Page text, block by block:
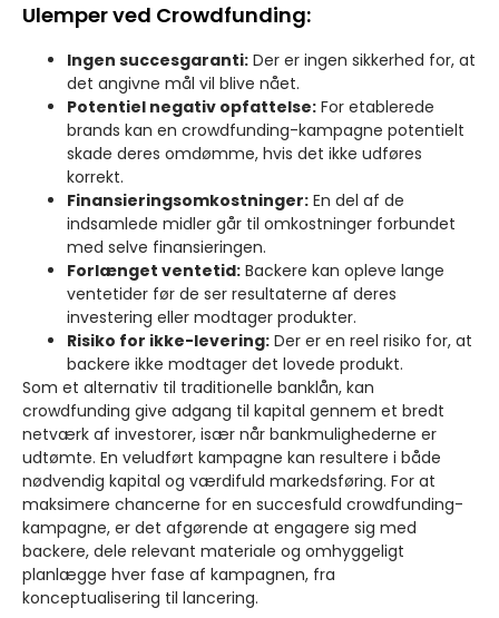
Ulemper ved Crowdfunding:
Ingen succesgaranti: Der er ingen sikkerhed for, at
det angivne mål vil blive nået.
Potentiel negativ opfattelse: For etablerede
brands kan en crowdfunding-kampagne potentielt
skade deres omdømme, hvis det ikke udføres
korrekt.
Finansieringsomkostninger: En del af de
indsamlede midler går til omkostninger forbundet
med selve finansieringen.
Forlænget ventetid: Backere kan opleve lange
ventetider før de ser resultaterne af deres
investering eller modtager produkter.
Risiko for ikke-levering: Der er en reel risiko for, at
backere ikke modtager det lovede produkt.
Som et alternativ til traditionelle banklån, kan
crowdfunding give adgang til kapital gennem et bredt
netværk af investorer, især når bankmulighederne er
udtømte. En veludført kampagne kan resultere i både
nødvendig kapital og værdifuld markedsføring. For at
maksimere chancerne for en succesfuld crowdfunding-
kampagne, er det afgørende at engagere sig med
backere, dele relevant materiale og omhyggeligt
planlægge hver fase af kampagnen, fra
konceptualisering til lancering.